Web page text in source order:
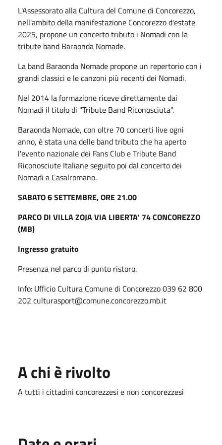
L'Assessorato alla Cultura del Comune di Concorezzo,
nell'ambito della manifestazione Concorezzo d'estate
2025, propone un concerto tributo i Nomadi con la
tribute band Baraonda Nomade.
La band Baraonda Nomade propone un repertorio con i
grandi classici e le canzoni più recenti dei Nomadi.
Nel 2014 la formazione riceve direttamente dai
Nomadi il titolo di "Tribute Band Riconosciuta".
Baraonda Nomade, con oltre 70 concerti live ogni
anno, è stata una delle band tributo che ha aperto
l'evento nazionale dei Fans Club e Tribute Band
Riconosciute Italiane seguito poi dal concerto dei
Nomadi a Casalromano.
SABATO 6 SETTEMBRE, ORE 21.00
PARCO DI VILLA ZOJA VIA LIBERTA' 74 CONCOREZZO
(MB)
Ingresso gratuito
Presenza nel parco di punto ristoro.
Info: Ufficio Cultura Comune di Concorezzo 039 62 800
202 culturasport@comune.concorezzo.mb.it
A chi è rivolto
A tutti i cittadini concorezzesi e non concorezzesi